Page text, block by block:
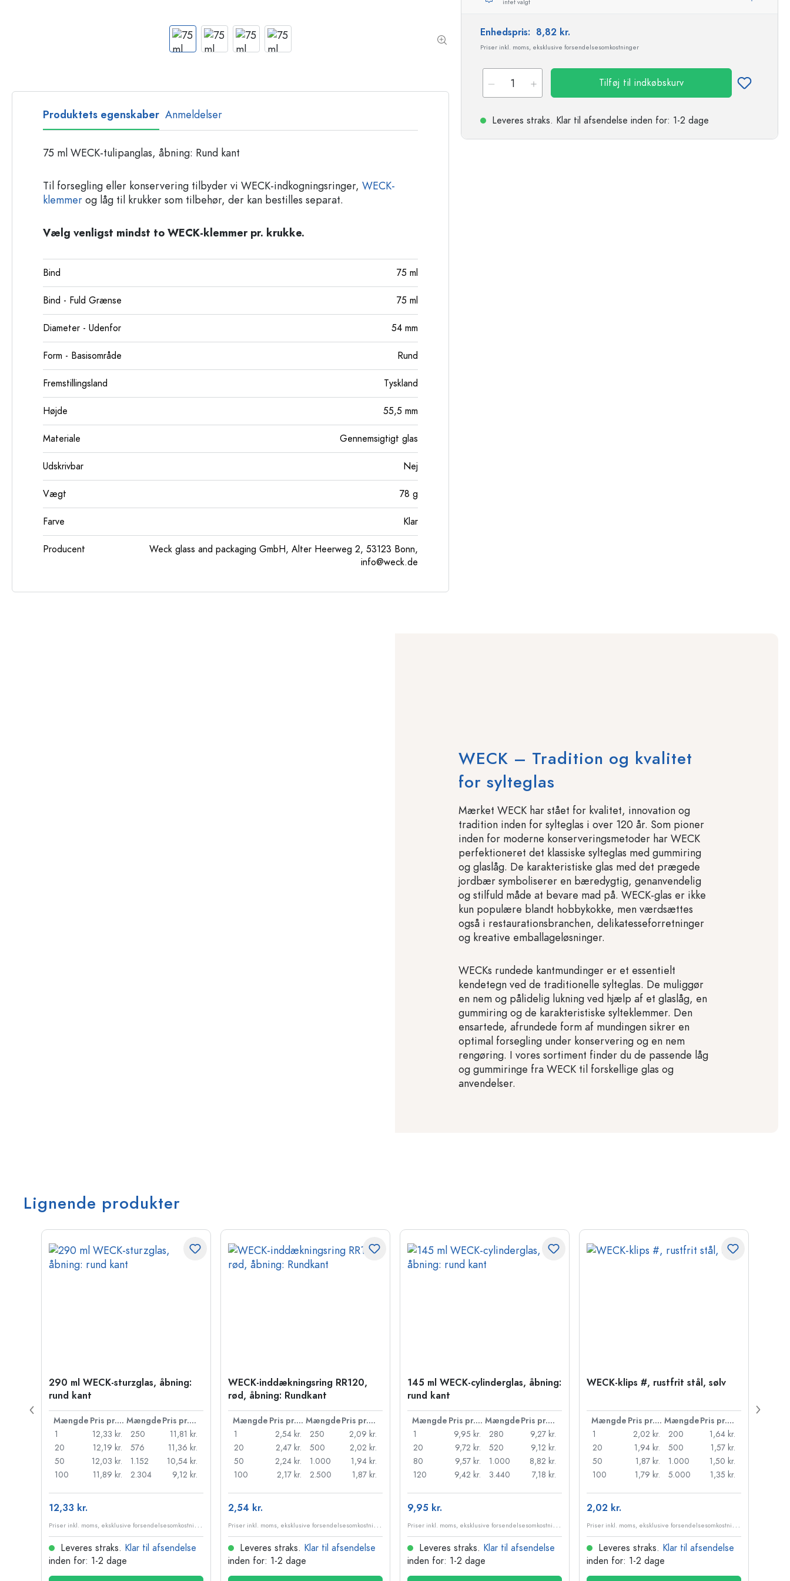
intet valgt
Enhedspris: 8,82 kr.
Priser inkl. moms, eksklusive forsendelsesomkostninger
Tilføj til indkøbskurv
Leveres straks. Klar til afsendelse inden for: 1-2 dage
Produktets egenskaber Anmeldelser
75 ml WECK-tulipanglas, åbning: Rund kant
Til forsegling eller konservering tilbyder vi WECK-indkogningsringer, WECK-
klemmer og låg til krukker som tilbehør, der kan bestilles separat.
Vælg venligst mindst to WECK-klemmer pr. krukke.
Bind 75 ml
Bind - Fuld Grænse 75 ml
Diameter - Udenfor 54 mm
Form - Basisområde Rund
Fremstillingsland Tyskland
Højde 55,5 mm
Materiale Gennemsigtigt glas
Udskrivbar Nej
Vægt 78 g
Farve Klar
Producent
Weck glass and packaging GmbH, Alter Heerweg 2, 53123 Bonn,
info@weck.de
WECK – Tradition og kvalitet
for sylteglas
Mærket WECK har stået for kvalitet, innovation og
tradition inden for sylteglas i over 120 år. Som pioner
inden for moderne konserveringsmetoder har WECK
perfektioneret det klassiske sylteglas med gummiring
og glaslåg. De karakteristiske glas med det prægede
jordbær symboliserer en bæredygtig, genanvendelig
og stilfuld måde at bevare mad på. WECK-glas er ikke
kun populære blandt hobbykokke, men værdsættes
også i restaurationsbranchen, delikatesseforretninger
og kreative emballageløsninger.
WECKs rundede kantmundinger er et essentielt
kendetegn ved de traditionelle sylteglas. De muliggør
en nem og pålidelig lukning ved hjælp af et glaslåg, en
gummiring og de karakteristiske sylteklemmer. Den
ensartede, afrundede form af mundingen sikrer en
optimal forsegling under konservering og en nem
rengøring. I vores sortiment finder du de passende låg
og gummiringe fra WECK til forskellige glas og
anvendelser.
Lignende produkter
290 ml WECK-sturzglas, åbning:
rund kant
Mængde Pris pr. stk. Mængde
Pris pr. stk.
1
12,33 kr.
20
12,19 kr.
50
12,03 kr.
100
11,89 kr.
250
11,81 kr.
576
11,36 kr.
1.152
10,54 kr.
2.304
9,12 kr.
12,33 kr.
P
riser inkl. moms, eksklusive forsendelsesomkostninger
Leveres straks. Klar til afsendelse
inden for: 1-2 dage
WECK-inddækningsring RR120,
rød, åbning: Rundkant
Mængde Pris pr. stk. Mængde
Pris pr. stk.
1
2,54 kr.
20
2,47 kr.
50
2,24 kr.
100
2,17 kr.
250
2,09 kr.
500
2,02 kr.
1.000
1,94 kr.
2.500
1,87 kr.
2,54 kr.
P
riser inkl. moms, eksklusive forsendelsesomkostninger
Leveres straks. Klar til afsendelse
inden for: 1-2 dage
145 ml WECK-cylinderglas, åbning:
rund kant
Mængde Pris pr. stk. Mængde
Pris pr. stk.
1
9,95 kr.
20
9,72 kr.
80
9,57 kr.
120
9,42 kr.
280
9,27 kr.
520
9,12 kr.
1.000
8,82 kr.
3.440
7,18 kr.
9,95 kr.
P
riser inkl. moms, eksklusive forsendelsesomkostninger
Leveres straks. Klar til afsendelse
inden for: 1-2 dage
WECK-klips #, rustfrit stål, sølv
Mængde Pris pr. stk. Mængde
Pris pr. stk.
1
2,02 kr.
20
1,94 kr.
50
1,87 kr.
100
1,79 kr.
200
1,64 kr.
500
1,57 kr.
1.000
1,50 kr.
5.000
1,35 kr.
2,02 kr.
P
riser inkl. moms, eksklusive forsendelsesomkostninger
Leveres straks. Klar til afsendelse
inden for: 1-2 dage